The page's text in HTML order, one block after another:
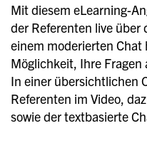
Mit diesem eLearning-
der Referenten live über
einem moderierten Chat
Möglichkeit, Ihre Fragen
In einer übersichtlichen
Referenten im Video,
sowie der textbasierte